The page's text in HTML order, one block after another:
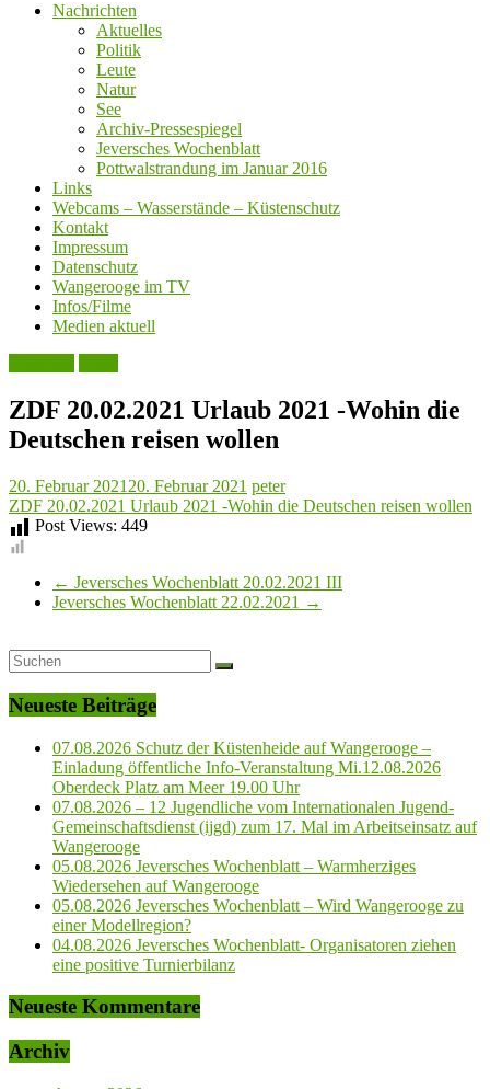
Nachrichten
Aktuelles
Politik
Leute
Natur
See
Archiv-Pressespiegel
Jeversches Wochenblatt
Pottwalstrandung im Januar 2016
Links
Webcams – Wasserstände – Küstenschutz
Kontakt
Impressum
Datenschutz
Wangerooge im TV
Infos/Filme
Medien aktuell
ZDF 20.02.2021 Urlaub 2021 -Wohin die
Deutschen reisen wollen
20. Februar 2021 20. Februar 2021 peter
ZDF 20.02.2021 Urlaub 2021 -Wohin die Deutschen reisen wollen
Post Views: 449
← Jeversches Wochenblatt 20.02.2021 III
Jeversches Wochenblatt 22.02.2021 →
Neueste Beiträge
07.08.2026 Schutz der Küstenheide auf Wangerooge –
Einladung öffentliche Info-Veranstaltung Mi.12.08.2026
Oberdeck Platz am Meer 19.00 Uhr
07.08.2026 – 12 Jugendliche vom Internationalen Jugend-
Gemeinschaftsdienst (ijgd) zum 17. Mal im Arbeitseinsatz auf
Wangerooge
05.08.2026 Jeversches Wochenblatt – Warmherziges
Wiedersehen auf Wangerooge
05.08.2026 Jeversches Wochenblatt – Wird Wangerooge zu
einer Modellregion?
04.08.2026 Jeversches Wochenblatt- Organisatoren ziehen
eine positive Turnierbilanz
Neueste Kommentare
Archiv